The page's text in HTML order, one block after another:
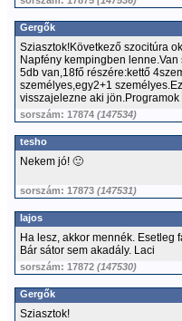
Gergők
Sziasztok!Következő szocitúra
Napfény kempingben
5db van,18fő részére:kettő
személyes,egy2+1
visszajelezne aki
sorszám: 17874 (147534)
tesho
Nekem jó! 🙂
sorszám: 17873 (147531)
lajos
Ha lesz, akkor mennék. Esetleg
Bár sátor sem akadály. Laci
sorszám: 17872 (147530)
Gergők
Sziasztok!